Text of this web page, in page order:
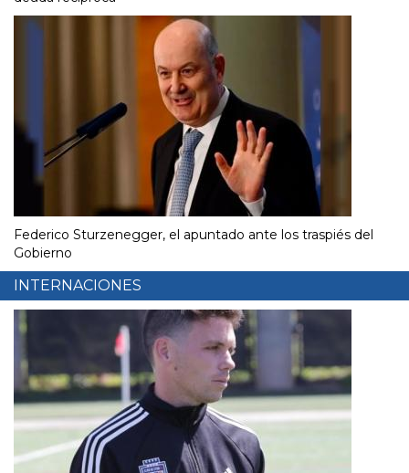
Federico Sturzenegger, el apuntado ante los traspiés del
Gobierno
INTERNACIONES